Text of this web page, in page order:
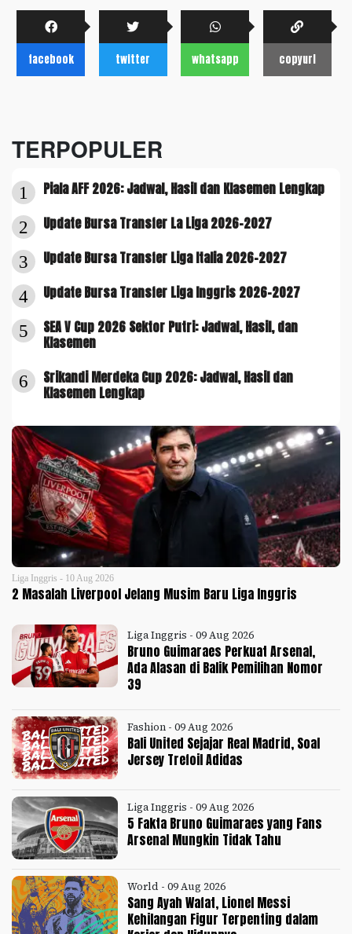
facebook twitter whatsapp copyurl
TERPOPULER
1 Piala AFF 2026: Jadwal, Hasil dan Klasemen Lengkap
2 Update Bursa Transfer La Liga 2026-2027
3 Update Bursa Transfer Liga Italia 2026-2027
4 Update Bursa Transfer Liga Inggris 2026-2027
5
SEA V Cup 2026 Sektor Putri: Jadwal, Hasil, dan
Klasemen
6
Srikandi Merdeka Cup 2026: Jadwal, Hasil dan
Klasemen Lengkap
Liga Inggris - 10 Aug 2026
2 Masalah Liverpool Jelang Musim Baru Liga Inggris
Liga Inggris - 09 Aug 2026
Bruno Guimaraes Perkuat Arsenal,
Ada Alasan di Balik Pemilihan Nomor
39
Fashion - 09 Aug 2026
Bali United Sejajar Real Madrid, Soal
Jersey Trefoil Adidas
Liga Inggris - 09 Aug 2026
5 Fakta Bruno Guimaraes yang Fans
Arsenal Mungkin Tidak Tahu
World - 09 Aug 2026
Sang Ayah Wafat, Lionel Messi
Kehilangan Figur Terpenting dalam